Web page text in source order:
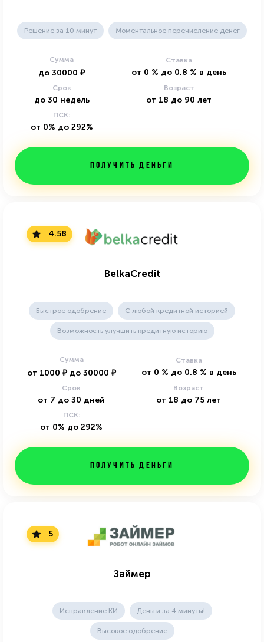
Решение за 10 минут Моментальное перечисление денег
Сумма
до 30000 ₽
Ставка
от 0 % до 0.8 % в день
Срок
до 30 недель
Возраст
от 18 до 90 лет
ПСК:
от 0% до 292%
Получить деньги
4.58
BelkaCredit
Быстрое одобрение С любой кредитной историей
Возможность улучшить кредитную историю
Сумма
от 1000 ₽ до 30000 ₽
Ставка
от 0 % до 0.8 % в день
Срок
от 7 до 30 дней
Возраст
от 18 до 75 лет
ПСК:
от 0% до 292%
Получить деньги
5
Займер
Исправление КИ Деньги за 4 минуты!
Высокое одобрение